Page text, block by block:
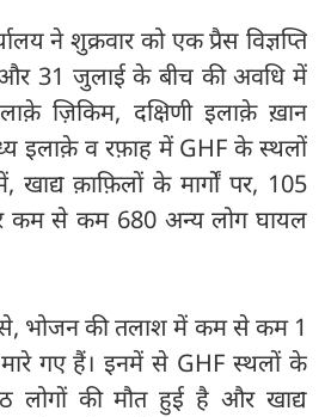
ने शुक्रवार को एक प्रैस विज्ञप्ति
31 जुलाई के बीच की अवधि में
ज़िकिम, दक्षिणी इलाक़े ख़ान
इलाक़े व रफ़ाह में GHF के स्थलों
क़ाफ़िलों के मार्गों पर, 105
कम से कम 680 अन्य लोग घायल
भोजन की तलाश में कम से कम 1
गए हैं। इनमें से GHF स्थलों के
की मौत हुई है और खाद्य